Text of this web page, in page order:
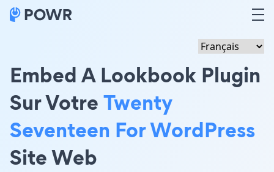
Embed A Lookbook Plugin
Sur VotreTwenty
Seventeen For WordPress
Site Web